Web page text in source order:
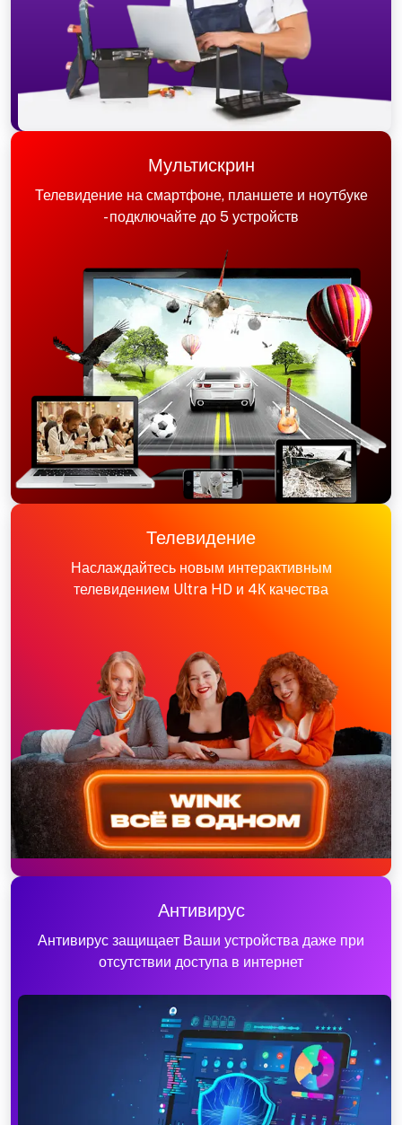
Мультискрин
Телевидение на смартфоне, планшете и ноутбуке
- подключайте до 5 устройств
Телевидение
Наслаждайтесь новым интерактивным
телевидением Ultra HD и 4К качества
Антивирус
Антивирус защищает Ваши устройства даже при
отсутствии доступа в интернет